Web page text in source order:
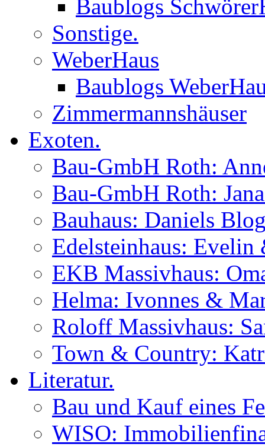
Baublogs
Sonstige.
WeberHaus
Baublogs
Zimmermannshäuser
Exoten.
Bau-GmbH Roth:
Bau-GmbH Roth:
Bauhaus: Daniels
Edelsteinhaus:
EKB Massivhaus:
Helma: Ivonnes &
Roloff Massivhaus:
Town & Country:
Literatur.
Bau und Kauf eines
WISO: